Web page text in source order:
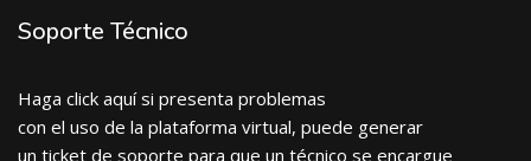
Soporte Técnico
Haga click aquí si presenta problemas
con el uso de la plataforma virtual, puede generar
un ticket de soporte para que un técnico se encargue